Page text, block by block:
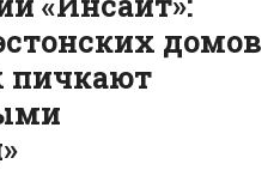
домов
пичкают